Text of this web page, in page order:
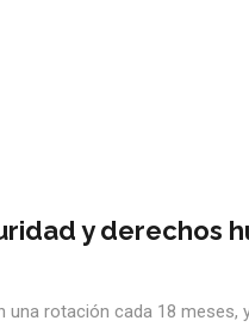
y derechos
rotación cada 18 meses,